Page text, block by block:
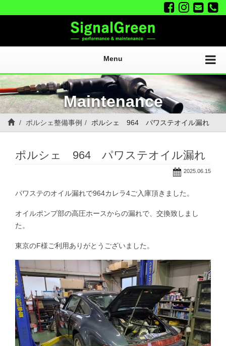
Menu
Maintenance
ポルシェ整備事例 ポルシェ 964 パワステオイル漏れ
ポルシェ 964 パワステオイル漏れ
2025.06.15
パワステのオイル漏れで964カレラ4ご入庫頂きました。
オイルポンプ部の高圧ホースからの漏れで、交換致しまし
た。
東京のF様ご利用ありがとうございました。